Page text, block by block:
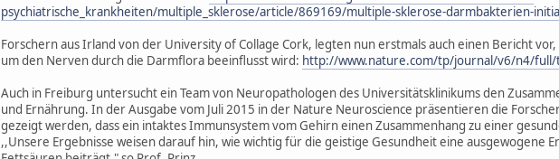
psychiatrische_krankheiten/multiple_sklerose/article/869169/multiple-sklerose-darmbakterien-
Forschern aus Irland von der University of Collage Cork, legten nun erstmals auch einen Bericht
um den Nerven durch die Darmflora beeinflusst wird: http://www.nature.com/tp/journal/v6/n4/
Auch in Freiburg untersucht ein Team von Neuropathologen des Universitätsklinikums den
und Ernährung. In der Ausgabe vom Juli 2015 in der Nature Neuroscience präsentieren die
gezeigt werden, dass ein intaktes Immunsystem vom Gehirn einen Zusammenhang zu einer
,,Unsere Ergebnisse weisen darauf hin, wie wichtig für die geistige Gesundheit eine ausgewogene